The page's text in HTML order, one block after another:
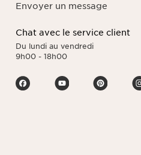
Envoyer un message
Chat avec le service client
Du lundi au vendredi
9h00 - 18h00